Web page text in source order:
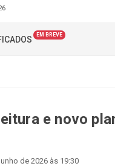
EM BREVE
e novo
de 2026 às 19:30